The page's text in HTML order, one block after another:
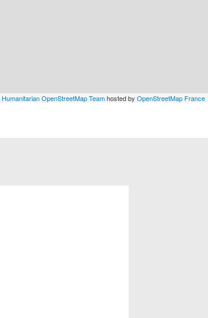
Humanitarian OpenStreetMap Teamhosted by OpenStreetMap France